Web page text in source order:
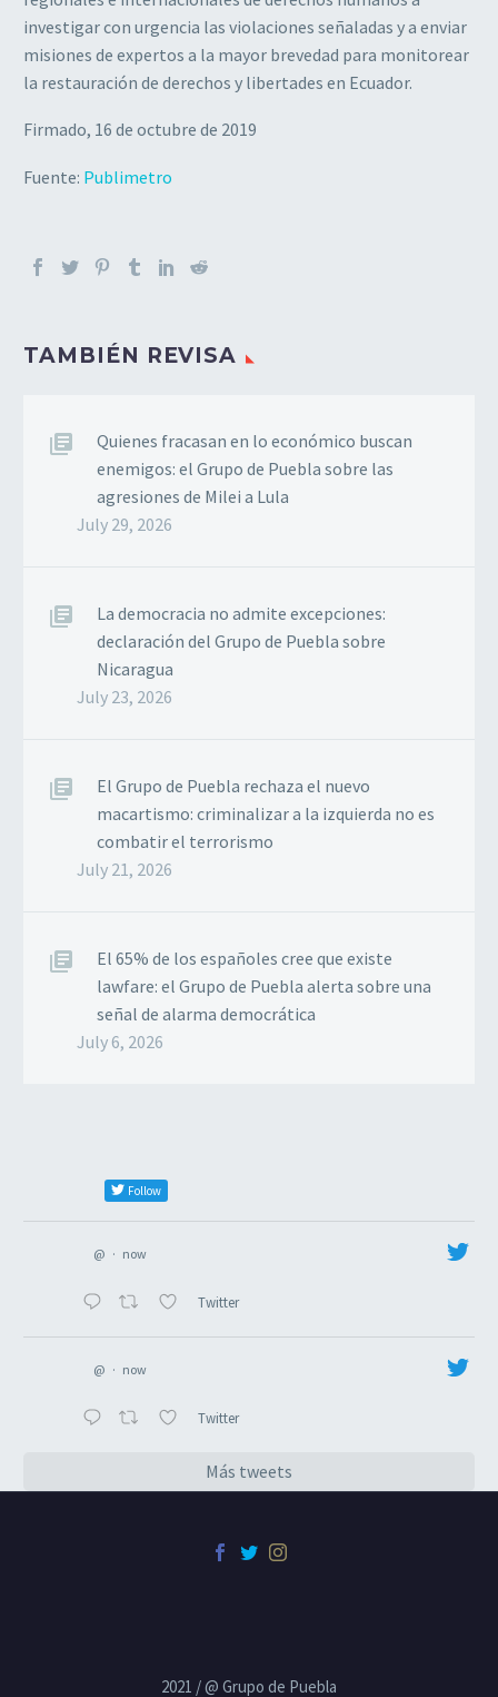
investigar con urgencia las violaciones señaladas y a enviar
misiones de expertos a la mayor brevedad para monitorear
la restauración de derechos y libertades en Ecuador.
Firmado, 16 de octubre de 2019
Fuente: Publimetro
TAMBIÉN REVISA
Quienes fracasan en lo económico buscan
enemigos: el Grupo de Puebla sobre las
agresiones de Milei a Lula
July 29, 2026
La democracia no admite excepciones:
declaración del Grupo de Puebla sobre
Nicaragua
July 23, 2026
El Grupo de Puebla rechaza el nuevo
macartismo: criminalizar a la izquierda no es
combatir el terrorismo
July 21, 2026
El 65% de los españoles cree que existe
lawfare: el Grupo de Puebla alerta sobre una
señal de alarma democrática
July 6, 2026
Follow
@ · now
Twitter
@ · now
Twitter
Más tweets
2021 / @ Grupo de Puebla